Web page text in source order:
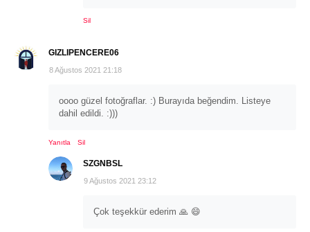
Sil
GIZLIPENCERE06
8 Ağustos 2021 21:18
oooo güzel fotoğraflar. :) Burayıda beğendim. Listeye
dahil edildi. :)))
Yanıtla Sil
SZGNBSL
9 Ağustos 2021 23:12
Çok teşekkür ederim 🙏 😄